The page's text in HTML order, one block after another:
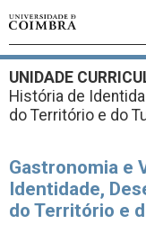
UNIDADE
História de
do Território e do
Gastronomia e
Identidade,
do Território e